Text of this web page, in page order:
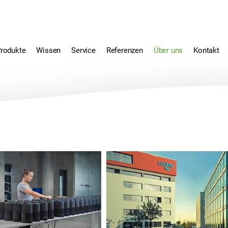
Wissen Service Referenzen Über uns Kontakt